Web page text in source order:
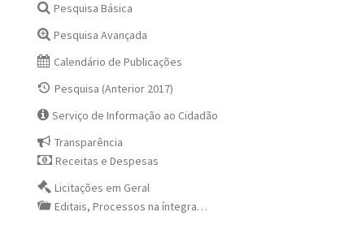
Pesquisa Básica
Pesquisa Avançada
Calendário de Publicações
Pesquisa (Anterior 2017)
Serviço de Informação ao Cidadão
Transparência
Receitas e Despesas
Licitações em Geral
Editais, Processos na íntegra…